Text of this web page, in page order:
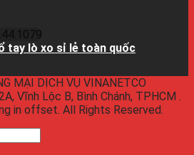
tay lò xo sỉ lẻ toàn quốc
MẠI DỊCH VỤ VINANETCO
Vĩnh Lộc B, Bình Chánh, TPHCM .
in offset. All Rights Reserved.